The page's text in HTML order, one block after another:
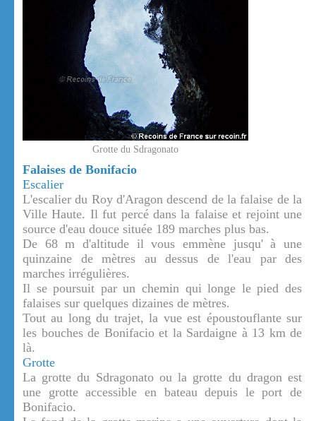
Grotte du Sdragonato
Falaises de Bonifacio
Escalier
L'escalier du Roy d'Aragon descend de la falaise de la
Ville Haute. Il fut percé dans la falaise et rejoint une
source d'eau douce située 189 marches plus bas.
De 68 m d'altitude il vous emmène jusqu' à une
quinzaine de mètres au dessus de l'eau par des
marches irrégulières.
Il se poursuit par un chemin qui longe le pied des
falaises sur quelques dizaines de mètres.
Tout au long du trajet, la vue est époustouflante sur
les bouches de Bonifacio et la Sardaigne à 13 km de
là.
Grotte
La grotte du Sdragonato ou la grotte du dragon est
une grotte accessible en bateau depuis le port de
Bonifacio.